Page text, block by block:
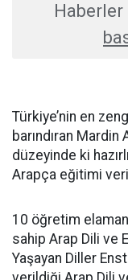
Haberler
Türkiye’nin en
barındıran
düzeyinde ki
Arapça eğitimi
10 öğretim
sahip Arap Dili ve
Yaşayan Diller